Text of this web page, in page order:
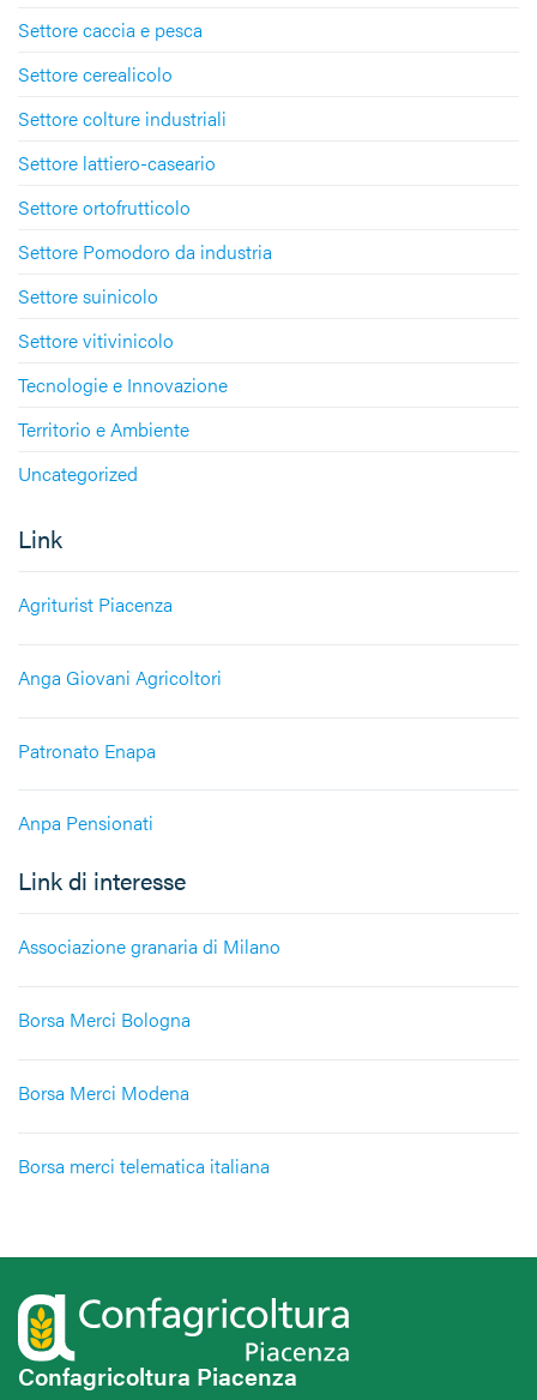
Settore caccia e pesca
Settore cerealicolo
Settore colture industriali
Settore lattiero-caseario
Settore ortofrutticolo
Settore Pomodoro da industria
Settore suinicolo
Settore vitivinicolo
Tecnologie e Innovazione
Territorio e Ambiente
Uncategorized
Link
Agriturist Piacenza
Anga Giovani Agricoltori
Patronato Enapa
Anpa Pensionati
Link di interesse
Associazione granaria di Milano
Borsa Merci Bologna
Borsa Merci Modena
Borsa merci telematica italiana
Confagricoltura Piacenza